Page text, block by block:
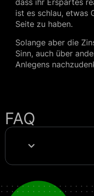
dass ihr Erspartes
ist es schlau, etwas
Seite zu haben.
Solange aber die
Sinn, auch über
Anlegens
FAQ